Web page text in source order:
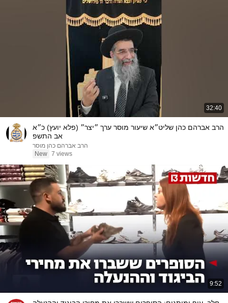
32:40
הרב אברהם כהן שליט״א שיעור מוסר ערך ״יצר״ (פלא יועץ) כ״א
אב התשפ
הרב אברהם כהן מוסר
New 7 views
9:52